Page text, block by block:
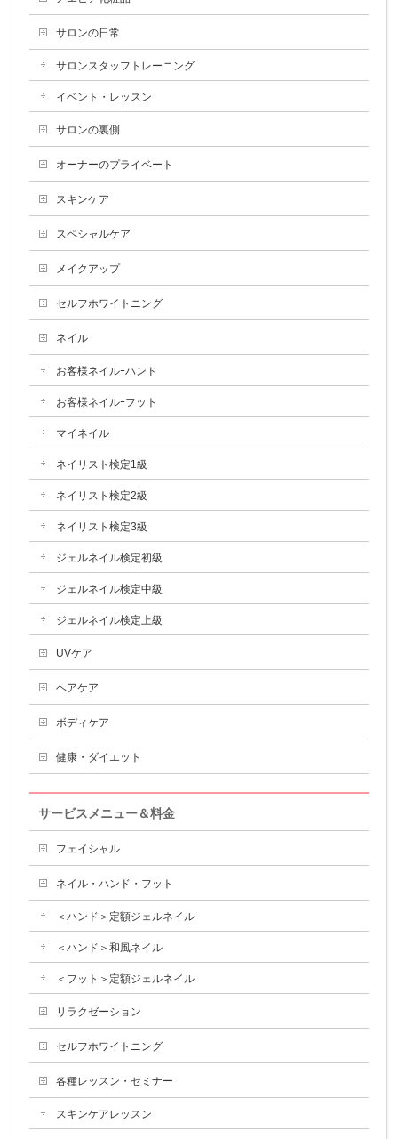
サロンの日常
サロンスタッフトレーニング
イベント・レッスン
サロンの裏側
オーナーのプライベート
スキンケア
スペシャルケア
メイクアップ
セルフホワイトニング
ネイル
お客様ネイルｰハンド
お客様ネイルｰフット
マイネイル
ネイリスト検定1級
ネイリスト検定2級
ネイリスト検定3級
ジェルネイル検定初級
ジェルネイル検定中級
ジェルネイル検定上級
UVケア
ヘアケア
ボディケア
健康・ダイエット
サービスメニュー＆料金
フェイシャル
ネイル・ハンド・フット
＜ハンド＞定額ジェルネイル
＜ハンド＞和風ネイル
＜フット＞定額ジェルネイル
リラクゼーション
セルフホワイトニング
各種レッスン・セミナー
スキンケアレッスン